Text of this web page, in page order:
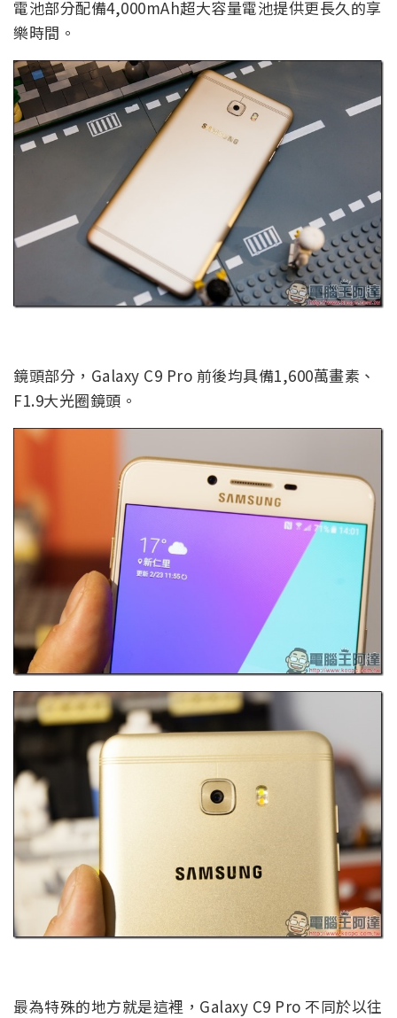
電池部分配備4,000mAh超大容量電池提供更長久的享
樂時間。
鏡頭部分，Galaxy C9 Pro 前後均具備1,600萬畫素、
F1.9大光圈鏡頭。
最為特殊的地方就是這裡，Galaxy C9 Pro 不同於以往